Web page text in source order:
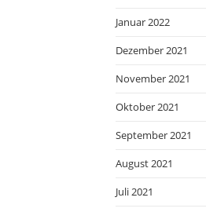
Januar 2022
Dezember 2021
November 2021
Oktober 2021
September 2021
August 2021
Juli 2021